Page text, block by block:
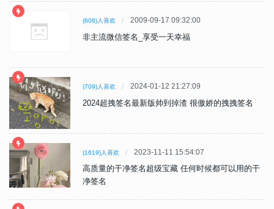
(608)人喜欢 2009-09-17 09:32:00
非主流微信签名_享受一天幸福
(709)人喜欢 2024-01-12 21:27:09
2024超拽签名最新版帅到掉渣 很傲娇的拽拽签名
(1619)人喜欢 2023-11-11 15:54:07
高质量的干净签名超级宝藏 任何时候都可以用的干
净签名